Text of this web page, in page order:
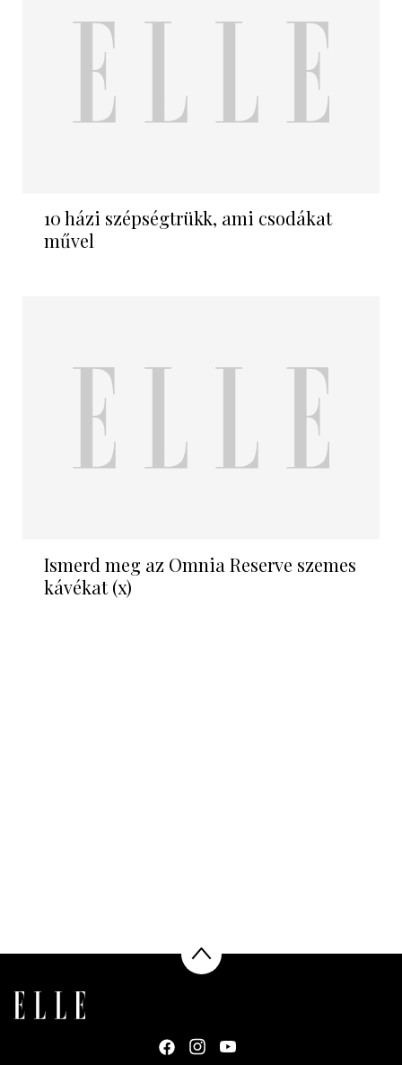
10 házi szépségtrükk, ami csodákat
művel
Ismerd meg az Omnia Reserve szemes
kávékat (x)